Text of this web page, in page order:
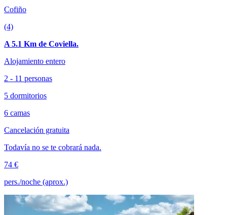
Cofiño
(4)
A 5.1 Km de Coviella.
Alojamiento entero
2 - 11 personas
5 dormitorios
6 camas
Cancelación gratuita
Todavía no se te cobrará nada.
74 €
pers./noche (aprox.)